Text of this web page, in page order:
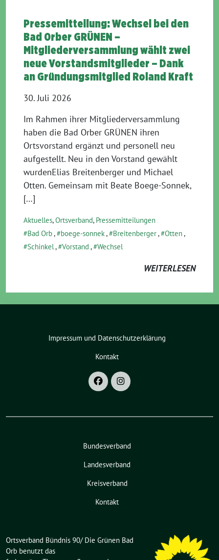
Pressemitteilung: Wechsel bei den
Bad Orber GRÜNEN –
Mitgliederversammlung wählt zwei
neue Vorstandsmitglieder – Dank
an Gründungsmitglied Roland Kraft
30. Juli 2026
Im Rahmen ihrer Mitgliederversammlung
haben die Bad Orber GRÜNEN ihren
Ortsvorstand ergänzt und personell neu
aufgestellt. Neu in den Vorstand gewählt
wurdenElias Breitenberger und Michael
Otten. Gemeinsam mit Beate Boege-Sonnek,
[…]
Aktuelles,Ortsverband, Pressemitteilungen
Bad Orb, boege-sonnek, Breitenberger, Otten,
Schinkel, Vorstand , Wechsel
WEITERLESEN
Impressum und Datenschutzerklärung
Kontakt
Bundesverband
Landesverband
Kreisverband
Kontakt
Ortsverband Bündnis 90/ Die Grünen Bad
Orb benutzt das